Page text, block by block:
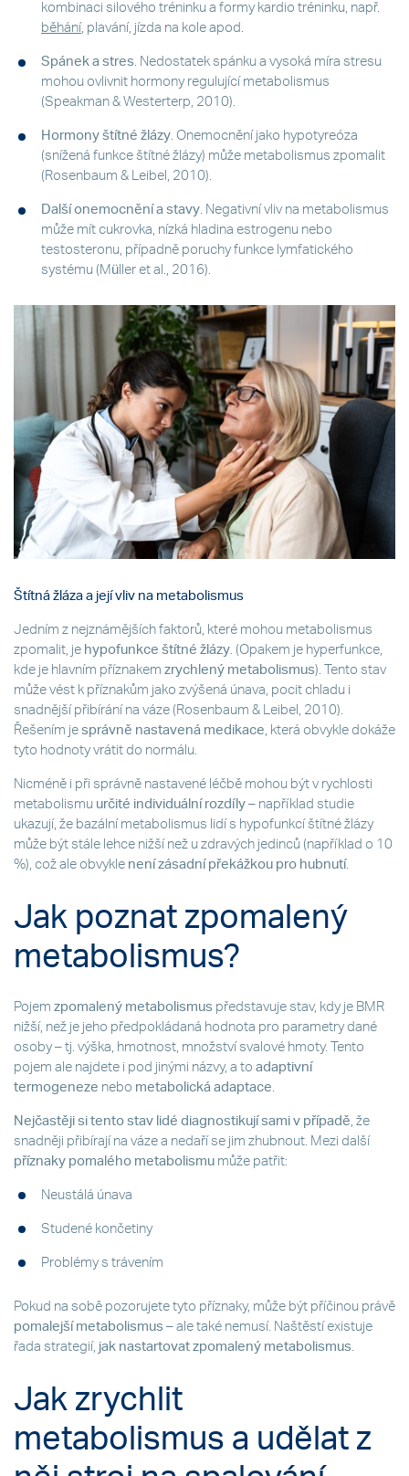
kombinaci silového tréninku a formy kardio tréninku, např.
běhání, plavání, jízda na kole apod.
Spánek a stres. Nedostatek spánku a vysoká míra stresu
mohou ovlivnit hormony regulující metabolismus
(Speakman & Westerterp, 2010).
Hormony štítné žlázy. Onemocnění jako hypotyreóza
(snížená funkce štítné žlázy) může metabolismus zpomalit
(Rosenbaum & Leibel, 2010).
Další onemocnění a stavy. Negativní vliv na metabolismus
může mít cukrovka, nízká hladina estrogenu nebo
testosteronu, případně poruchy funkce lymfatického
systému (Müller et al., 2016).
Štítná žláza a její vliv na metabolismus
Jedním z nejznámějších faktorů, které mohou metabolismus
zpomalit, je hypofunkce štítné žlázy. (Opakem je hyperfunkce,
kde je hlavním příznakem zrychlený metabolismus). Tento stav
může vést k příznakům jako zvýšená únava, pocit chladu i
snadnější přibírání na váze (Rosenbaum & Leibel, 2010).
Řešením je správně nastavená medikace, která obvykle dokáže
tyto hodnoty vrátit do normálu.
Nicméně i při správně nastavené léčbě mohou být v rychlosti
metabolismu určité individuální rozdíly – například studie
ukazují, že bazální metabolismus lidí s hypofunkcí štítné žlázy
může být stále lehce nižší než u zdravých jedinců (například o 10
%), což ale obvykle není zásadní překážkou pro hubnutí.
Jak poznat zpomalený
metabolismus?
Pojem zpomalený metabolismus představuje stav, kdy je BMR
nižší, než je jeho předpokládaná hodnota pro parametry dané
osoby – tj. výška, hmotnost, množství svalové hmoty. Tento
pojem ale najdete i pod jinými názvy, a to adaptivní
termogeneze nebo metabolická adaptace
Nejčastěji si tento stav lidé diagnostikují sami v případě , že
snadněji přibírají na váze a nedaří se jim zhubnout. Mezi další
příznaky pomalého metabolismu může patřit:
Neustálá únava
Studené končetiny
Problémy s trávením
Pokud na sobě pozorujete tyto příznaky, může být příčinou právě
pomalejší metabolismus – ale také nemusí. Naštěstí existuje
řada strategií, jak nastartovat zpomalený metabolismus
Jak zrychlit
metabolismus a udělat z